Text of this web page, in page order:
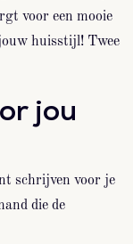
voor een mooie
huisstijl! Twee
jou
schrijven voor je
die de